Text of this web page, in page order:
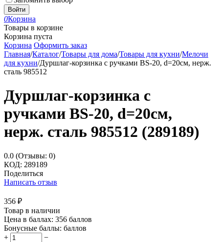
Войти
0Корзина
Товары в корзине
Корзина пуста
Корзина Оформить заказ
Главная/Каталог/Товары для дома/Товары для кухни/Мелочи
для кухни/Дуршлаг-корзинка с ручками BS-20, d=20см, нерж.
сталь 985512
Дуршлаг-корзинка с
ручками BS-20, d=20см,
нерж. сталь 985512 (289189)
0.0 (Отзывы: 0)
КОД: 289189
Поделиться
Написать отзыв
356 ₽
Товар в наличии
Цена в баллах: 356 баллов
Бонусные баллы: баллов
+
−